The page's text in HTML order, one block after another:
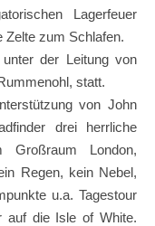
Lagerfeuer
Zelte zum Schlafen.
der Leitung von
statt.
von John
drei herrliche
London,
Regen, kein Nebel,
u.a. Tagestour
auf die Isle of White.